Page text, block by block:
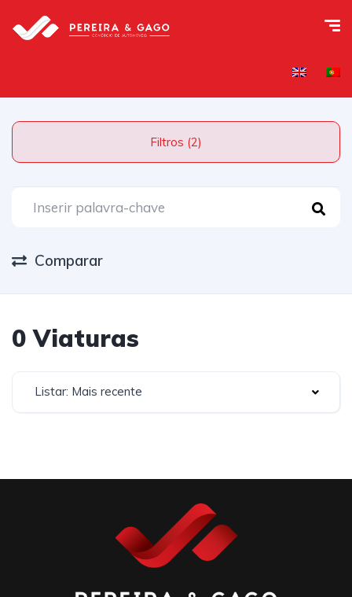
Filtros (2)
Comparar
0 Viaturas
Listar: Mais recente